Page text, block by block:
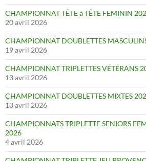
CHAMPIONNAT TÊTE à TÊTE FEMININ
20 avril 2026
CHAMPIONNAT DOUBLETTES
19 avril 2026
CHAMPIONNAT TRIPLETTES VÉTÉRANS
13 avril 2026
CHAMPIONNAT DOUBLETTES MIXTES
13 avril 2026
CHAMPIONNATS TRIPLETTE SENIORS
2026
4 avril 2026